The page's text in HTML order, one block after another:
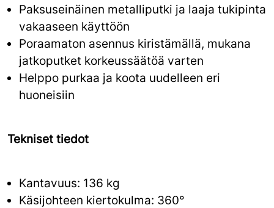
Paksuseinäinen metalliputki ja laaja tukipinta
vakaaseen käyttöön
Poraamaton asennus kiristämällä, mukana
jatkoputket korkeus­säätöä varten
Helppo purkaa ja koota uudelleen eri
huoneisiin
Tekniset tiedot
Kantavuus: 136 kg
Käsijohteen kiertokulma: 360°